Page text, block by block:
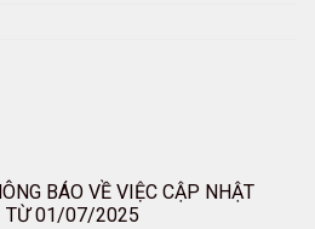
BÁO VỀ VIỆC CẬP NHẬT
TỪ 01/07/2025